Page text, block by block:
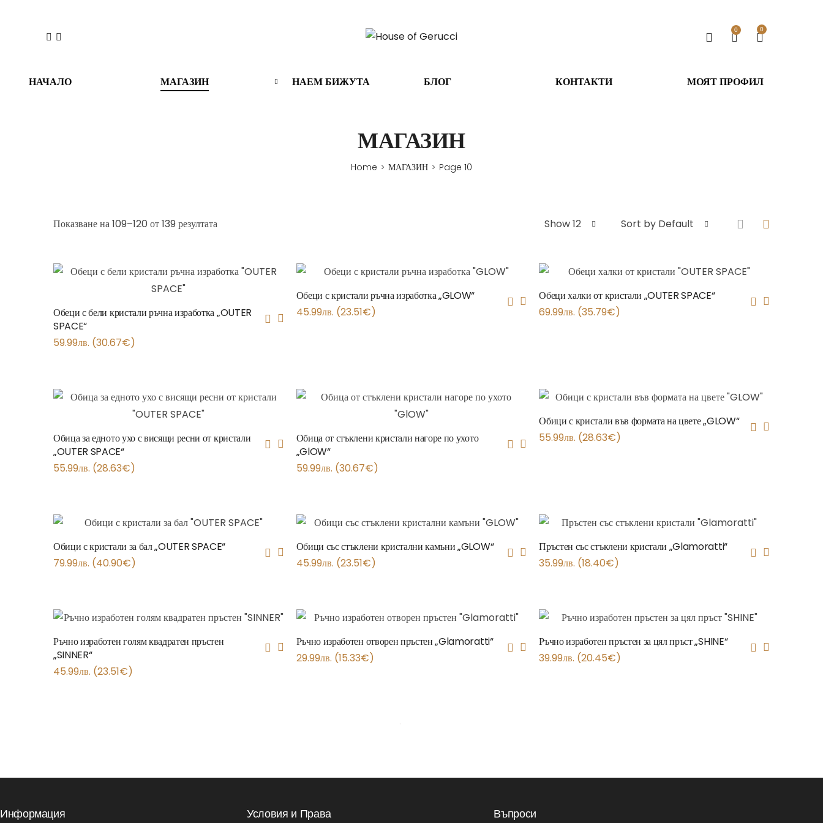
0 0
НАЧАЛО МАГАЗИН НАЕМ БИЖУТА БЛОГ КОНТАКТИ МОЯТ ПРОФИЛ
МАГАЗИН
Home > МАГАЗИН > Page 10
Показване на 109–120 от 139 резултата Show 12 Sort by Default
Обеци с бели кристали ръчна изработка „OUTER
SPACE“
59.99лв. (30.67€)
Обеци с кристали ръчна изработка „GLOW“
45.99лв. (23.51€)
Обеци халки от кристали „OUTER SPACE“
69.99лв. (35.79€)
Обица за едното ухо с висящи ресни от кристали
„OUTER SPACE“
55.99лв. (28.63€)
Обица от стъклени кристали нагоре по ухото
„GlOW“
59.99лв. (30.67€)
Обици с кристали във формата на цвете „GLOW“
55.99лв. (28.63€)
Обици с кристали за бал „OUTER SPACE“
79.99лв. (40.90€)
Обици със стъклени кристални камъни „GLOW“
45.99лв. (23.51€)
Пръстен със стъклени кристали „Glamoratti“
35.99лв. (18.40€)
Ръчно изработен голям квадратен пръстен
„SINNER“
45.99лв. (23.51€)
Ръчно изработен отворен пръстен „Glamoratti“
29.99лв. (15.33€)
Ръчно изработен пръстен за цял пръст „SHINE“
39.99лв. (20.45€)
Информация Условия и Права Въпроси